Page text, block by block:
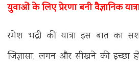
युवाओं के लिए प्रेरणा बनी वैज्ञानिक
रमेश भद्री की यात्रा इस बात का
जिज्ञासा, लगन और सीखने की इच्छा